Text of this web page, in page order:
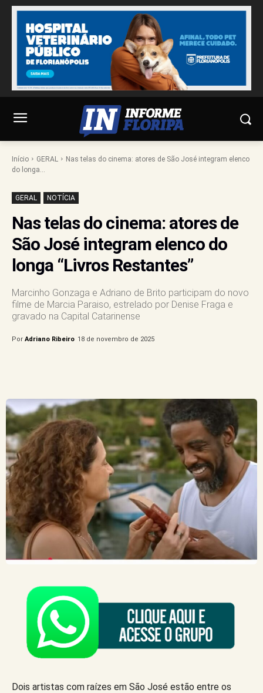
Início GERAL
Nas telas do cinema: atores de São José integram elenco
do longa...
GERAL NOTÍCIA
Nas telas do cinema: atores de
São José integram elenco do
longa “Livros Restantes”
Marcinho Gonzaga e Adriano de Brito participam do novo
filme de Marcia Paraiso, estrelado por Denise Fraga e
gravado na Capital Catarinense
Por Adriano Ribeiro 18 de novembro de 2025
Dois artistas com raízes em São José estão entre os